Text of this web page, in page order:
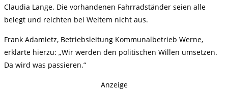
Claudia Lange. Die vorhandenen Fahrradständer seien alle
belegt und reichten bei Weitem nicht aus.
Frank Adamietz, Betriebsleitung Kommunalbetrieb Werne,
erklärte hierzu: „Wir werden den politischen Willen umsetzen.
Da wird was passieren.“
Anzeige